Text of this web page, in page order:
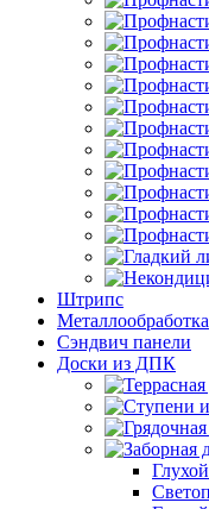
Штрипс
Металлообработка
Сэндвич панели
Доски из ДПК